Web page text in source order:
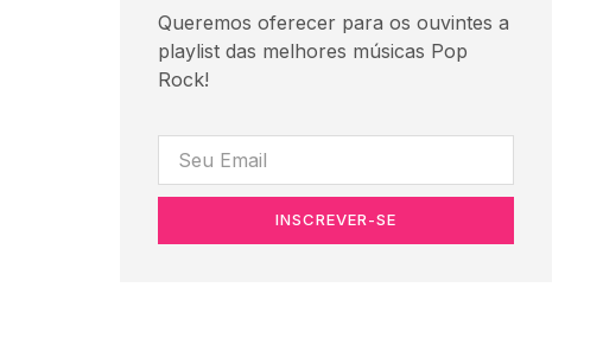
Queremos oferecer para os ouvintes a
playlist das melhores músicas Pop
Rock!
INSCREVER-SE